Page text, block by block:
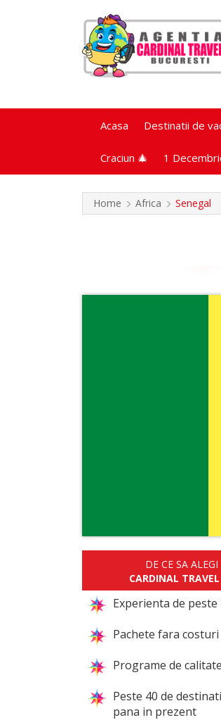
Acasa Destinatii de
Craciun 🎄 1
Home Africa Senegal
DE CE SA ALEGI
CARDINAL
Experienta de
Pachete fara costuri
Programe de calitate
Peste 40 de
pana in prezent